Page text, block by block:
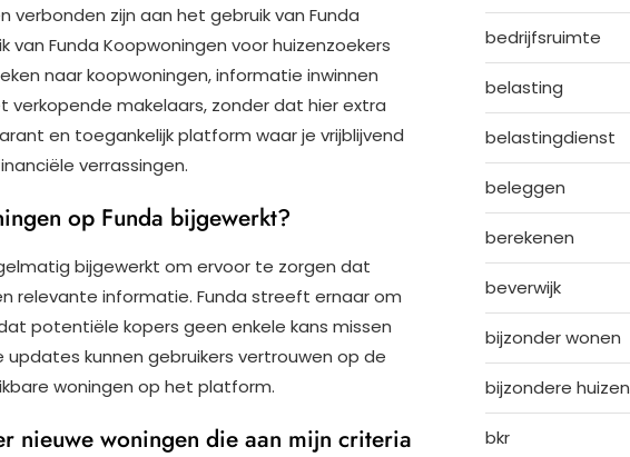
verbonden zijn aan het gebruik van Funda
Funda Koopwoningen voor huizenzoekers
naar koopwoningen, informatie inwinnen
makelaars, zonder dat hier extra
en toegankelijk platform waar je vrijblijvend
verrassingen.
op Funda bijgewerkt?
bijgewerkt om ervoor te zorgen dat
relevante informatie. Funda streeft ernaar om
potentiële kopers geen enkele kans missen
kunnen gebruikers vertrouwen op de
woningen op het platform.
nieuwe woningen die aan mijn criteria
bedrijfsruimte
belasting
belastingdienst
beleggen
berekenen
beverwijk
bijzonder wonen
bijzondere
bkr